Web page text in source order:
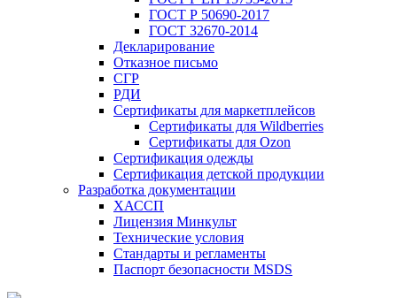
ГОСТ Р 50690-2017
ГОСТ 32670-2014
Декларирование
Отказное письмо
СГР
РДИ
Сертификаты для маркетплейсов
Сертификаты для Wildberries
Сертификаты для Ozon
Сертификация одежды
Сертификация детской продукции
Разработка документации
ХАССП
Лицензия Минкульт
Технические условия
Стандарты и регламенты
Паспорт безопасности MSDS